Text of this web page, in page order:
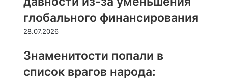
глобального финансирования
28.07.2026
Знаменитости попали в
список врагов народа: